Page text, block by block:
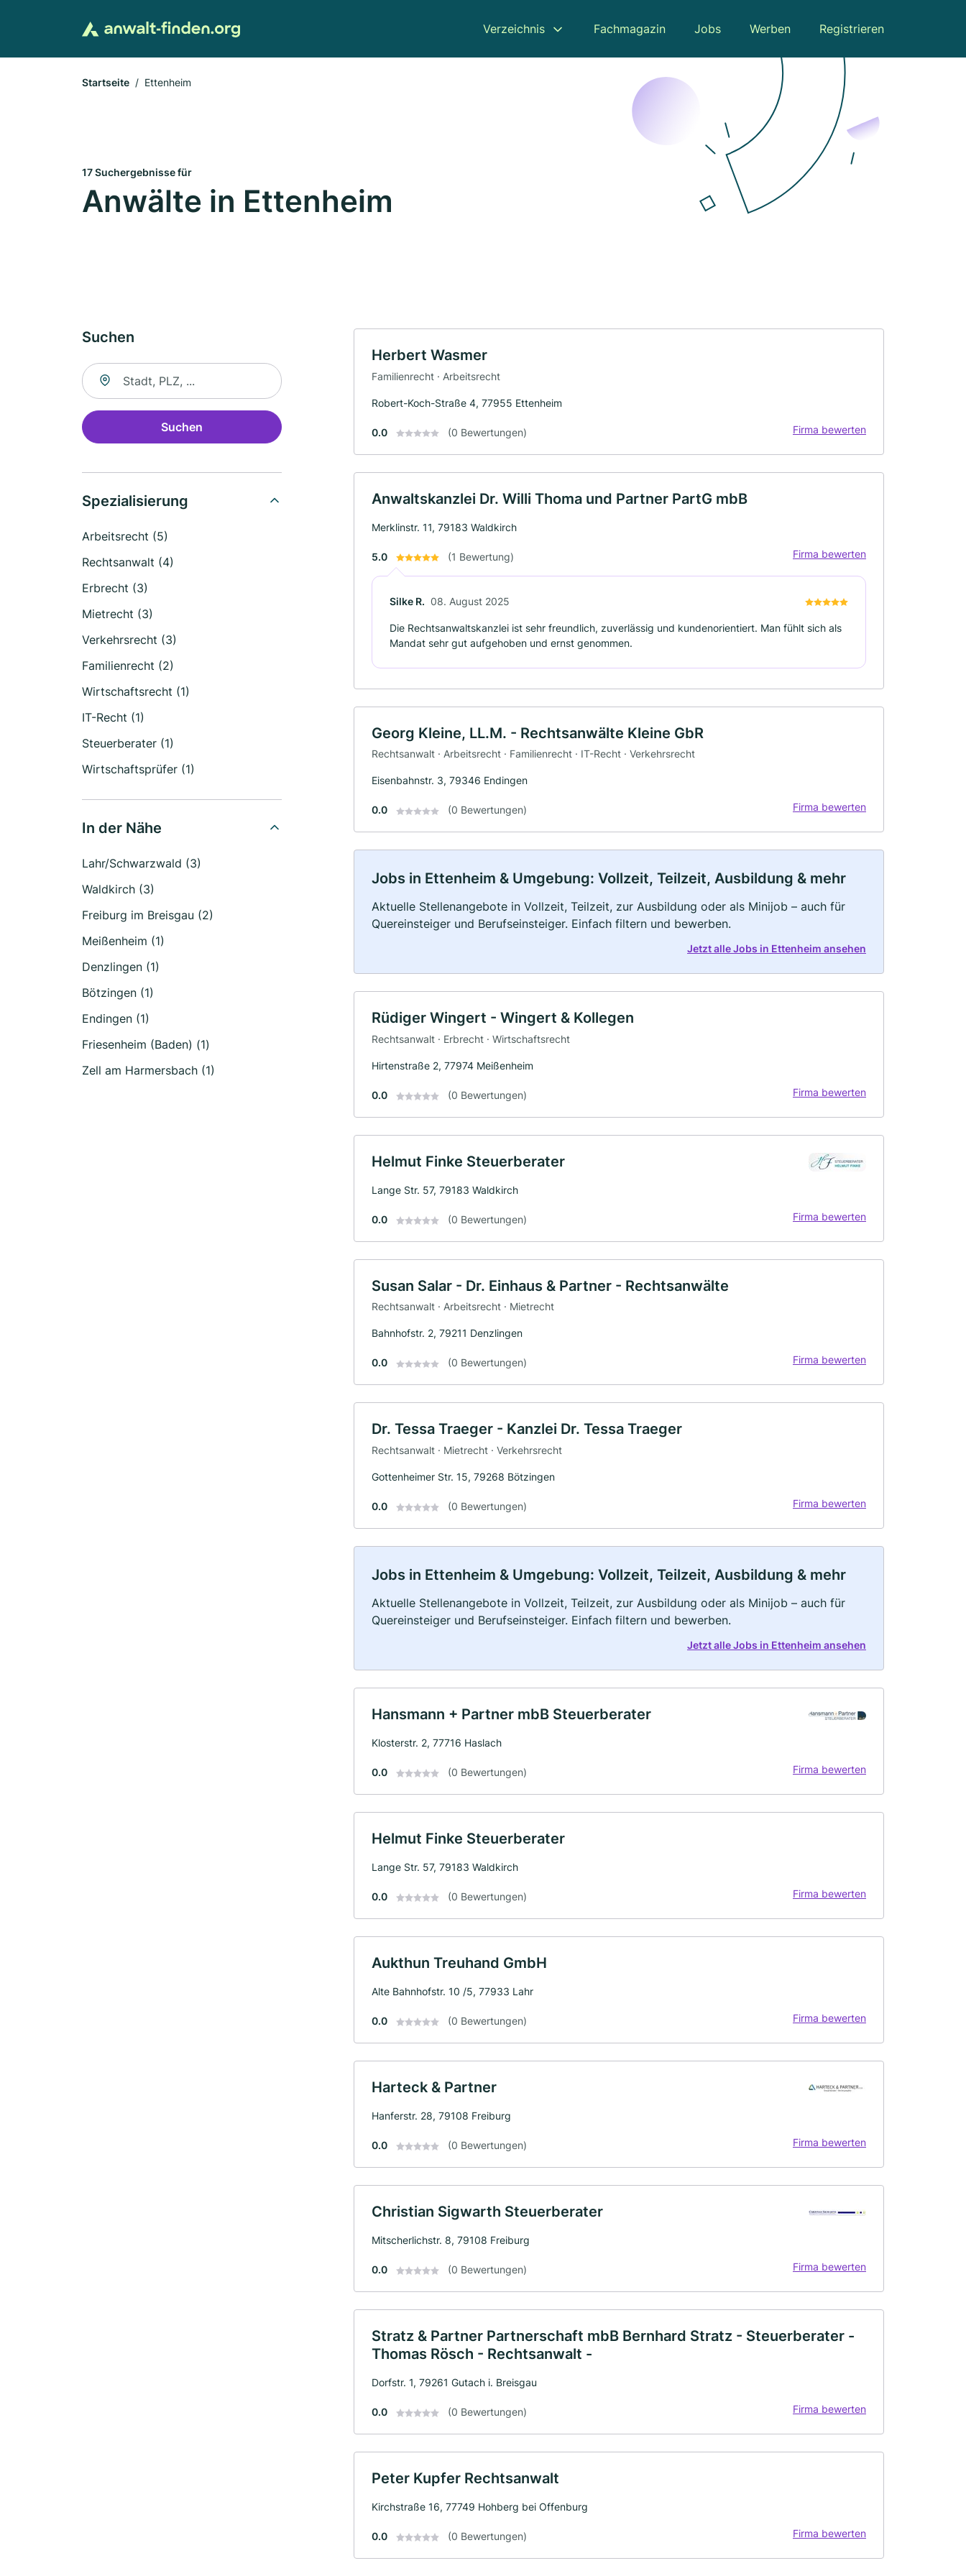
Verzeichnis Fachmagazin Jobs Werben Registrieren
Startseite Ettenheim
17 Suchergebnisse für
Anwälte in Ettenheim
Suchen
Suche nach Ort
Suchen
Spezialisierung
Arbeitsrecht (5)
Rechtsanwalt (4)
Erbrecht (3)
Mietrecht (3)
Verkehrsrecht (3)
Familienrecht (2)
Wirtschaftsrecht (1)
IT-Recht (1)
Steuerberater (1)
Wirtschaftsprüfer (1)
In der Nähe
Lahr/Schwarzwald (3)
Waldkirch (3)
Freiburg im Breisgau (2)
Meißenheim (1)
Denzlingen (1)
Bötzingen (1)
Endingen (1)
Friesenheim (Baden) (1)
Zell am Harmersbach (1)
Herbert Wasmer
Familienrecht · Arbeitsrecht
Robert-Koch-Straße 4, 77955 Ettenheim
0.0 (0 Bewertungen) Firma bewerten
Anwaltskanzlei Dr. Willi Thoma und Partner PartG mbB
Merklinstr. 11, 79183 Waldkirch
5.0 (1 Bewertung) Firma bewerten
Silke R. 08. August 2025
Die Rechtsanwaltskanzlei ist sehr freundlich, zuverlässig und kundenorientiert. Man fühlt sich als
Mandat sehr gut aufgehoben und ernst genommen.
Georg Kleine, LL.M. - Rechtsanwälte Kleine GbR
Rechtsanwalt · Arbeitsrecht · Familienrecht · IT-Recht · Verkehrsrecht
Eisenbahnstr. 3, 79346 Endingen
0.0 (0 Bewertungen) Firma bewerten
Jobs in Ettenheim & Umgebung: Vollzeit, Teilzeit, Ausbildung & mehr
Aktuelle Stellenangebote in Vollzeit, Teilzeit, zur Ausbildung oder als Minijob – auch für
Quereinsteiger und Berufseinsteiger. Einfach filtern und bewerben.
Jetzt alle Jobs in Ettenheim ansehen
Rüdiger Wingert - Wingert & Kollegen
Rechtsanwalt · Erbrecht · Wirtschaftsrecht
Hirtenstraße 2, 77974 Meißenheim
0.0 (0 Bewertungen) Firma bewerten
Helmut Finke Steuerberater
Lange Str. 57, 79183 Waldkirch
0.0 (0 Bewertungen) Firma bewerten
Susan Salar - Dr. Einhaus & Partner - Rechtsanwälte
Rechtsanwalt · Arbeitsrecht · Mietrecht
Bahnhofstr. 2, 79211 Denzlingen
0.0 (0 Bewertungen) Firma bewerten
Dr. Tessa Traeger - Kanzlei Dr. Tessa Traeger
Rechtsanwalt · Mietrecht · Verkehrsrecht
Gottenheimer Str. 15, 79268 Bötzingen
0.0 (0 Bewertungen) Firma bewerten
Jobs in Ettenheim & Umgebung: Vollzeit, Teilzeit, Ausbildung & mehr
Aktuelle Stellenangebote in Vollzeit, Teilzeit, zur Ausbildung oder als Minijob – auch für
Quereinsteiger und Berufseinsteiger. Einfach filtern und bewerben.
Jetzt alle Jobs in Ettenheim ansehen
Hansmann + Partner mbB Steuerberater
Klosterstr. 2, 77716 Haslach
0.0 (0 Bewertungen) Firma bewerten
Helmut Finke Steuerberater
Lange Str. 57, 79183 Waldkirch
0.0 (0 Bewertungen) Firma bewerten
Aukthun Treuhand GmbH
Alte Bahnhofstr. 10 /5, 77933 Lahr
0.0 (0 Bewertungen) Firma bewerten
Harteck & Partner
Hanferstr. 28, 79108 Freiburg
0.0 (0 Bewertungen) Firma bewerten
Christian Sigwarth Steuerberater
Mitscherlichstr. 8, 79108 Freiburg
0.0 (0 Bewertungen) Firma bewerten
Stratz & Partner Partnerschaft mbB Bernhard Stratz - Steuerberater -
Thomas Rösch - Rechtsanwalt -
Dorfstr. 1, 79261 Gutach i. Breisgau
0.0 (0 Bewertungen) Firma bewerten
Peter Kupfer Rechtsanwalt
Kirchstraße 16, 77749 Hohberg bei Offenburg
0.0 (0 Bewertungen) Firma bewerten